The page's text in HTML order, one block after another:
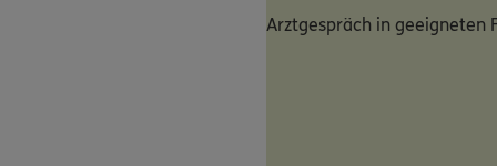
Arztgespräch in geeigneten